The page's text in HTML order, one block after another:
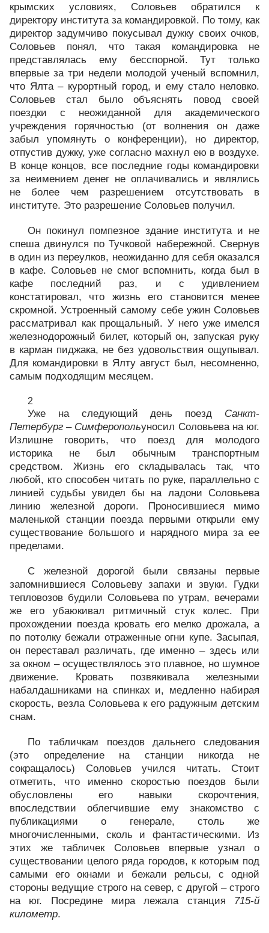
крымских условиях, Соловьев обратился к
директору института за командировкой. По тому, как
директор задумчиво покусывал дужку своих очков,
Соловьев понял, что такая командировка не
представлялась ему бесспорной. Тут только
впервые за три недели молодой ученый вспомнил,
что Ялта – курортный город, и ему стало неловко.
Соловьев стал было объяснять повод своей
поездки с неожиданной для академического
учреждения горячностью (от волнения он даже
забыл упомянуть о конференции), но директор,
отпустив дужку, уже согласно махнул ею в воздухе.
В конце концов, все последние годы командировки
за неимением денег не оплачивались и являлись
не более чем разрешением отсутствовать в
институте. Это разрешение Соловьев получил.
Он покинул помпезное здание института и не
спеша двинулся по Тучковой набережной. Свернув
в один из переулков, неожиданно для себя оказался
в кафе. Соловьев не смог вспомнить, когда был в
кафе последний раз, и с удивлением
констатировал, что жизнь его становится менее
скромной. Устроенный самому себе ужин Соловьев
рассматривал как прощальный. У него уже имелся
железнодорожный билет, который он, запуская руку
в карман пиджака, не без удовольствия ощупывал.
Для командировки в Ялту август был, несомненно,
самым подходящим месяцем.
2
Уже на следующий день поезд Санкт-
Петербург – Симферопольуносил Соловьева на юг.
Излишне говорить, что поезд для молодого
историка не был обычным транспортным
средством. Жизнь его складывалась так, что
любой, кто способен читать по руке, параллельно с
линией судьбы увидел бы на ладони Соловьева
линию железной дороги. Проносившиеся мимо
маленькой станции поезда первыми открыли ему
существование большого и нарядного мира за ее
пределами.
С железной дорогой были связаны первые
запомнившиеся Соловьеву запахи и звуки. Гудки
тепловозов будили Соловьева по утрам, вечерами
же его убаюкивал ритмичный стук колес. При
прохождении поезда кровать его мелко дрожала, а
по потолку бежали отраженные огни купе. Засыпая,
он переставал различать, где именно – здесь или
за окном – осуществлялось это плавное, но шумное
движение. Кровать позвякивала железными
набалдашниками на спинках и, медленно набирая
скорость, везла Соловьева к его радужным детским
снам.
По табличкам поездов дальнего следования
(это определение на станции никогда не
сокращалось) Соловьев учился читать. Стоит
отметить, что именно скоростью поездов были
обусловлены его навыки скорочтения,
впоследствии облегчившие ему знакомство с
публикациями о генерале, столь же
многочисленными, сколь и фантастическими. Из
этих же табличек Соловьев впервые узнал о
существовании целого ряда городов, к которым под
самыми его окнами и бежали рельсы, с одной
стороны ведущие строго на север, с другой – строго
на юг. Посредине мира лежала станция
715-й
километр.